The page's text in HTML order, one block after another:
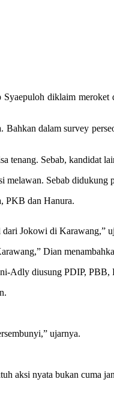
diklaim
dalam survey
Sebab, kandidat
Sebab
PKB dan Hanura.
dari Jokowi di Karawang,”
Dian
Adly diusung PDIP, PBB,
ujarnya.
aksi nyata bukan cuma